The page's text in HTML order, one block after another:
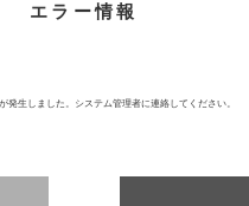
エラー情報
発生しました。システム管理者に連絡してください。